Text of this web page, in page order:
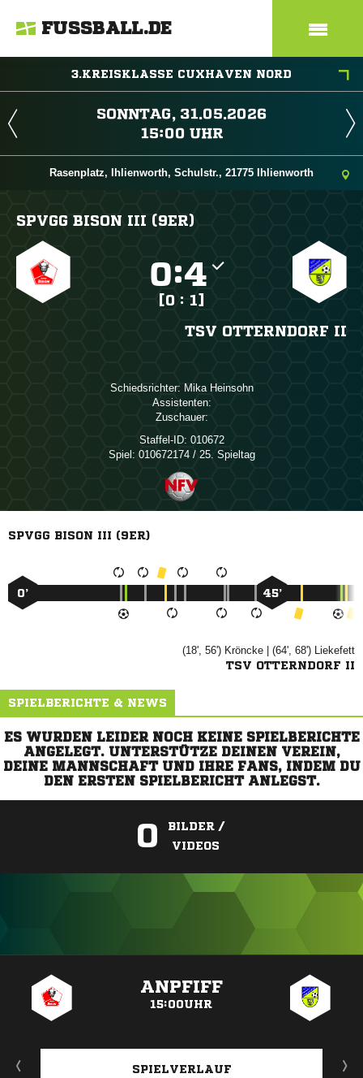
FUSSBALL.DE
3.KREISKLASSE CUXHAVEN NORD
 
 
Rasenplatz, Ihlienworth, Schulstr., 21775 Ihlienworth
SPVGG BISON III (9ER)
:
[0 : 1]
TSV OTTERNDORF II
Schiedsrichter:  
Assistenten:
Zuschauer:
Staffel-ID: 010672
Spiel: 010672174 / 25. Spieltag
SPVGG BISON III (9ER)
0’ 45’
(18', 56')  | (64', 68') 
TSV OTTERNDORF II
SPIELBERICHTE & NEWS
ES WURDEN LEIDER NOCH KEINE SPIELBERICHTE
ANGELEGT. UNTERSTÜTZE DEINEN VEREIN,
DEINE MANNSCHAFT UND IHRE FANS, INDEM DU
DEN ERSTEN SPIELBERICHT ANLEGST.
0
BILDER /
VIDEOS
ANPFIFF
15:00UHR
SPIELVERLAUF